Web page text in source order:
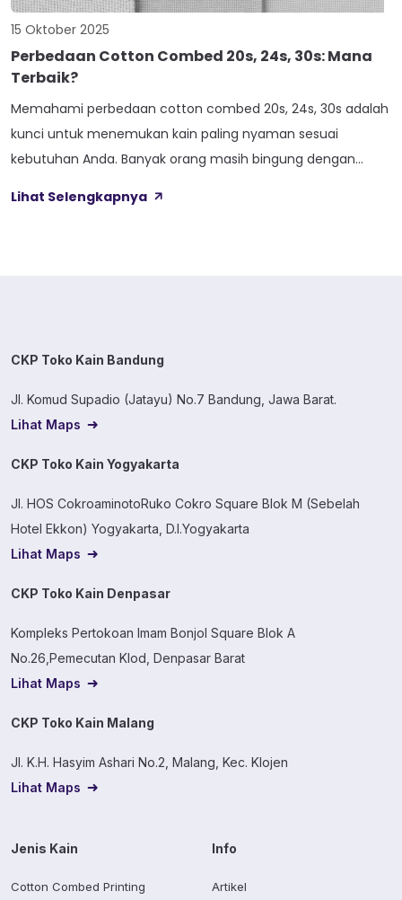
15 Oktober 2025
Perbedaan Cotton Combed 20s, 24s, 30s: Mana
Terbaik?
Memahami perbedaan cotton combed 20s, 24s, 30s adalah
kunci untuk menemukan kain paling nyaman sesuai
kebutuhan Anda. Banyak orang masih bingung dengan
paling cocok untuk cuaca tropis Indonesia yang panas dan
Lihat Selengkapnya
CKP Toko Kain Bandung
Jl. Komud Supadio (Jatayu) No.7 Bandung, Jawa Barat.
Lihat Maps
CKP Toko Kain Yogyakarta
Jl. HOS CokroaminotoRuko Cokro Square Blok M (Sebelah
Hotel Ekkon) Yogyakarta, D.I.Yogyakarta
Lihat Maps
CKP Toko Kain Denpasar
Kompleks Pertokoan Imam Bonjol Square Blok A
No.26,Pemecutan Klod, Denpasar Barat
Lihat Maps
CKP Toko Kain Malang
Jl. K.H. Hasyim Ashari No.2, Malang, Kec. Klojen
Lihat Maps
Jenis Kain
Cotton Combed Printing
Info
Artikel